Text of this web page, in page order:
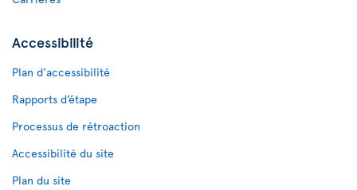
Accessibilité
Plan d'accessibilité
Rapports d’étape
Processus de rétroaction
Accessibilité du site
Plan du site